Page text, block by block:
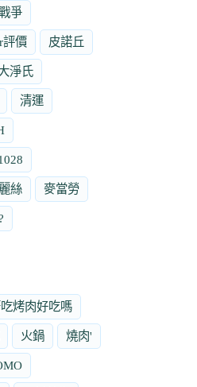
爭
評價 皮諾丘
淨氏
清運
絲 麥當勞
烤肉好吃嗎
火鍋 燒肉'